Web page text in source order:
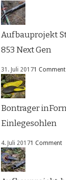
Aufbauprojekt
853 Next Gen
31. Juli 20171 Comment
Bontrager
Einlegesohlen
4. Juli 20171 Comment